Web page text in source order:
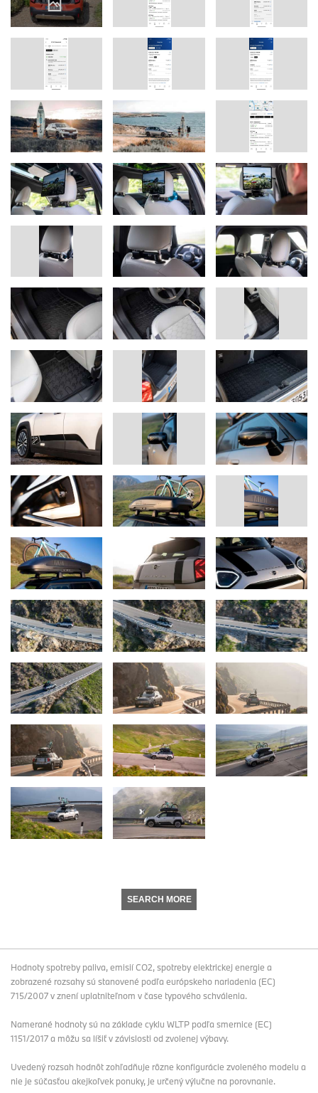
SEARCH MORE
Hodnoty spotreby paliva, emisií CO2, spotreby elektrickej energie a
zobrazené rozsahy sú stanovené podľa európskeho nariadenia (EC)
715/2007 v znení uplatniteľnom v čase typového schválenia.
Namerané hodnoty sú na základe cyklu WLTP podľa smernice (EC)
1151/2017 a môžu sa líšiť v závislosti od zvolenej výbavy.
Uvedený rozsah hodnôt zohľadňuje rôzne konfigurácie zvoleného modelu a
nie je súčasťou akejkoľvek ponuky, je určený výlučne na porovnanie.